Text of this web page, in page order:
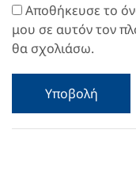
Αποθήκευσε το
μου σε αυτόν τον
θα σχολιάσω.